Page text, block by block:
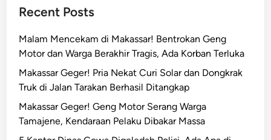
Recent Posts
Malam Mencekam di Makassar! Bentrokan Geng
Motor dan Warga Berakhir Tragis, Ada Korban Terluka
Makassar Geger! Pria Nekat Curi Solar dan Dongkrak
Truk di Jalan Tarakan Berhasil Ditangkap
Makassar Geger! Geng Motor Serang Warga
Tamajene, Kendaraan Pelaku Dibakar Massa